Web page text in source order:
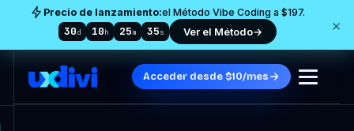
Precio de lanzamiento:el Método Vibe Coding a $197.
30d 10h 25m 31s Ver el Método→ ×
Acceder desde $10/mes